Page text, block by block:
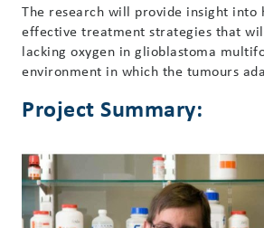
The research will provide insight into
effective treatment strategies that
lacking oxygen in glioblastoma
environment in which the tumours
Project Summary: